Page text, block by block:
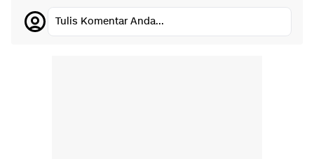
Tulis Komentar Anda...